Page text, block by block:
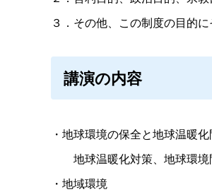
３．その他、この制度の目的
講演の内容
・地球環境の保全と地球温暖
地球温暖化対策、地球環
・地域環境